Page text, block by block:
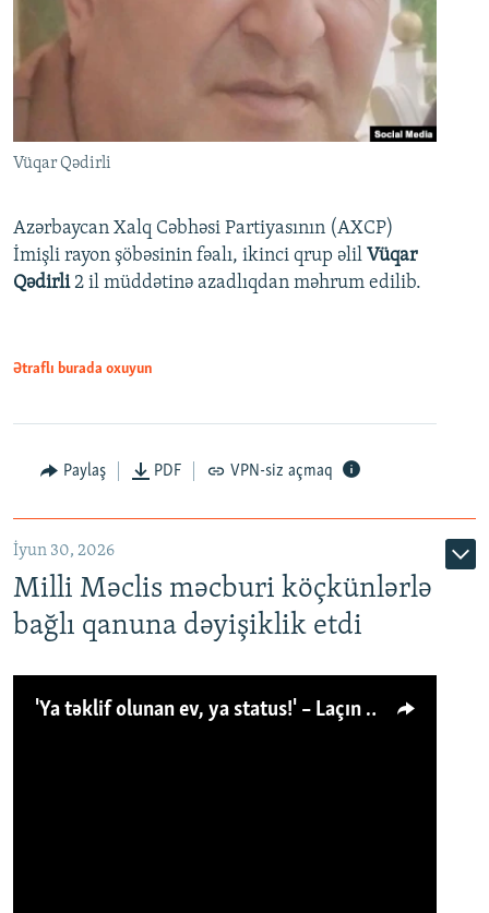
Vüqar Qədirli
Azərbaycan Xalq Cəbhəsi Partiyasının (AXCP)
İmişli rayon şöbəsinin fəalı, ikinci qrup əlil Vüqar
Qədirli2 il müddətinə azadlıqdan məhrum edilib.
Ətraflı burada oxuyun
Paylaş PDF VPN-siz açmaq
İyun 30, 2026
Milli Məclis məcburi köçkünlərlə
bağlı qanuna dəyişiklik etdi
'Ya təklif olunan ev, ya status!' – Laçın köçkünü: 'Laçından başqa heç hara!'